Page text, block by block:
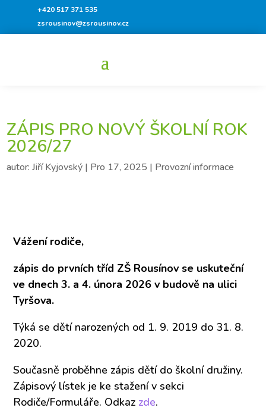
+420 517 371 535
zsrousinov@zsrousinov.cz
ZÁPIS PRO NOVÝ ŠKOLNÍ ROK
2026/27
autor:Jiří Kyjovský | Pro 17, 2025 | Provozní informace
Vážení rodiče,
zápis do prvních tříd ZŠ Rousínov se uskuteční
ve dnech 3. a 4. února 2026 v budově na ulici
Tyršova.
Týká se dětí narozených od 1. 9. 2019 do 31. 8.
2020.
Současně proběhne zápis dětí do školní družiny.
Zápisový lístek je ke stažení v sekci
Rodiče/Formuláře. Odkaz zde.